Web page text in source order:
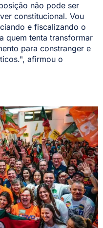
não pode ser
constitucional. Vou
e fiscalizando o
quem tenta transformar
para constranger e
afirmou o